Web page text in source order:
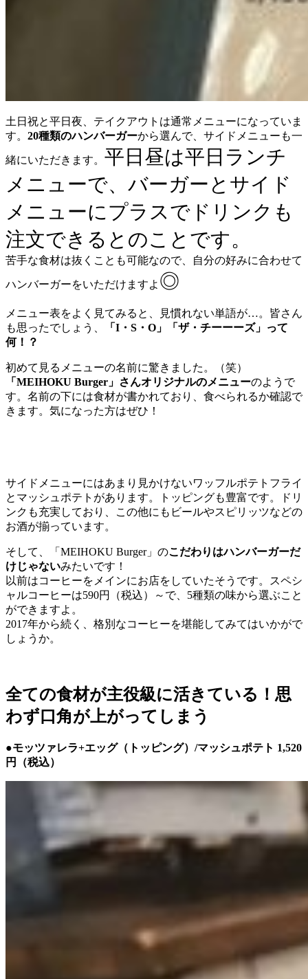
土日祝と平日夜、テイクアウトは通常メニューになっていま
す。 20種類のハンバーガーから選んで、サイドメニューも一
緒にいただきます。 平日昼は平日ランチ
メニューで、バーガーとサイド
メニューにプラスでドリンクも
注文できるとのことです。
苦手な食材は抜くことも可能なので、自分の好みに合わせて
ハンバーガーをいただけますよ ◎
メニュー表をよく見てみると、見慣れない単語が…。皆さん
も思ったでしょう、
「I・S・O」「ザ・チーーーズ」って
何！？
初めて見るメニューの名前に驚きました。（笑）
「MEIHOKU Burger」さんオリジナルのメニューのようで
す。名前の下には食材が書かれており、食べられるか確認で
きます。気になった方はぜひ！
サイドメニューにはあまり見かけないワッフルポテトフライ
とマッシュポテトがあります。トッピングも豊富です。ドリ
ンクも充実しており、この他にもビールやスピリッツなどの
お酒が揃っています。
そして、「MEIHOKU Burger」のこだわりはハンバーガーだ
けじゃないみたいです！
以前はコーヒーをメインにお店をしていたそうです。スペシ
ャルコーヒーは590円（税込）～で、5種類の味から選ぶこと
ができますよ。
2017年から続く、 格別なコーヒーを堪能してみてはいかがで
しょうか。
全ての食材が主役級に活きている！思
わず口角が上がってしまう
●モッツァレラ+エッグ（トッピング）/マッシュポテト 1,520
円（税込）